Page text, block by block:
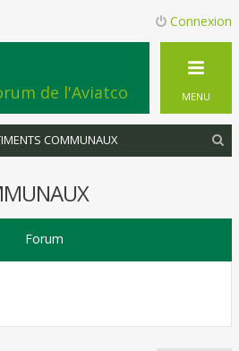
Connexion
de l'Aviatco MENU
COMMUNAUX
r
Forum